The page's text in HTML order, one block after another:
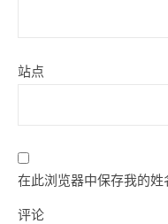
站点
在此浏览器中保存我的姓
评论